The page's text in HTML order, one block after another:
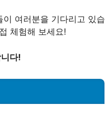
여러분을 기다리고 있습
체험해 보세요!
다!